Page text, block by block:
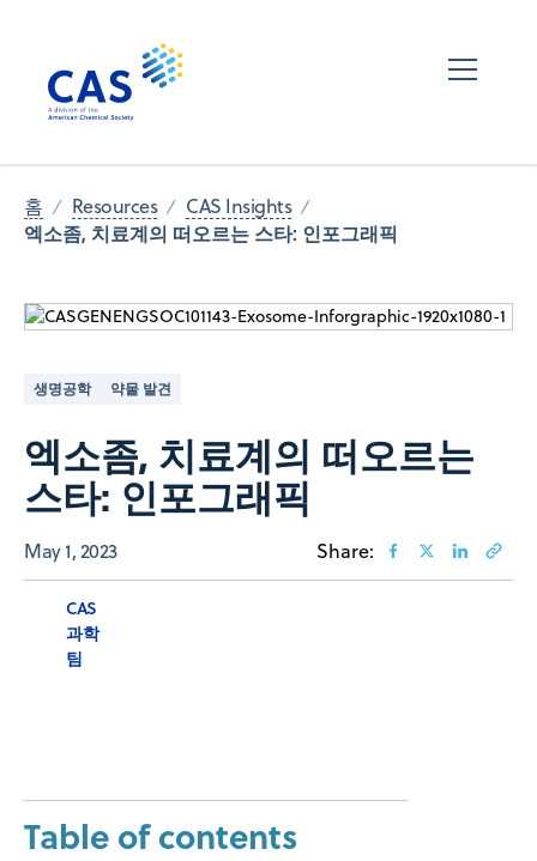
홈 Resources CAS Insights
엑소좀, 치료계의 떠오르는 스타: 인포그래픽
생명공학 약물 발견
엑소좀, 치료계의 떠오르는
스타: 인포그래픽
May 1, 2023 Share:
CAS
과학
팀
Table of contents